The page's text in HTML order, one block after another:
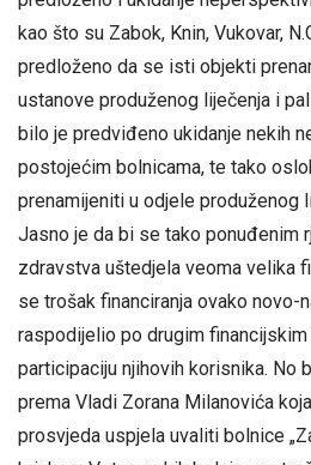
kao što su Zabok, Knin, Vukovar,
predloženo da se isti objekti
ustanove produženog liječenja i
bilo je predviđeno ukidanje nekih
postojećim bolnicama, te tako
prenamijeniti u odjele produženog
Jasno je da bi se tako ponuđenim
zdravstva uštedjela veoma velika
se trošak financiranja ovako novo-
raspodijelio po drugim
participaciju njihovih korisnika. No
prema Vladi Zorana Milanovića
prosvjeda uspjela uvaliti bolnice